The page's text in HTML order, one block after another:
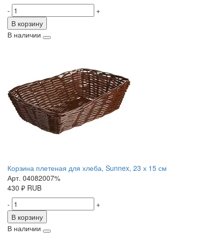
-
+
В корзину
В наличии
Корзина плетеная для хлеба, Sunnex, 23 х 15 см
Арт. 04082007%
430 ₽ RUB
-
+
В корзину
В наличии